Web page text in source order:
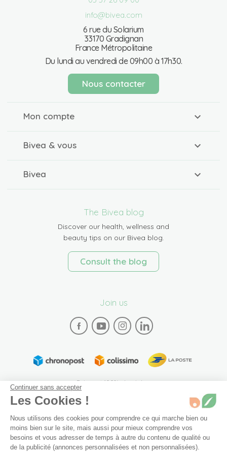
info@bivea.com
6 rue du Solarium
33170 Gradignan
France Métropolitaine
Du lundi au vendredi de 09h00 à 17h30.
Nous contacter
Mon compte
Bivea & vous
Bivea
The Bivea blog
Discover our health, wellness and
beauty tips on our Bivea blog.
Consult the blog
Join us
Paiement 100% sécurisé
Plan du site Mentions légales Conditions générales de vente
Continuer sans accepter
Les Cookies !
Nous utilisons des cookies pour comprendre ce qui marche bien ou
moins bien sur le site, mais aussi pour mieux comprendre vos
besoins et vous adresser de temps à autre du contenu de qualité ou
de la publicité (annonces personnalisées et non personnalisées).